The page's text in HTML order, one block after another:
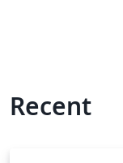
Recent